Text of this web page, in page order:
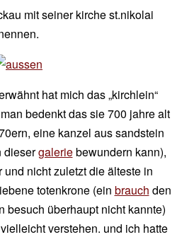
chef
mit seiner kirche st.nikolai
hat mich das „kirchlein“
bedenkt das sie 700 jahre alt
eine kanzel aus sandstein
diesergaleriebewundern kann),
nicht zuletzt die älteste in
totenkrone (ein brauch den
besuch überhaupt nicht kannte)
verstehen. und ich hatte